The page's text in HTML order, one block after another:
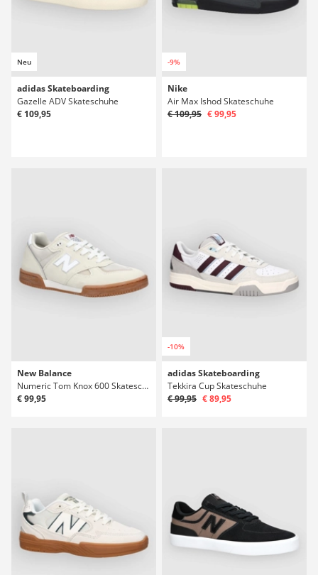
Neu
adidas Skateboarding
Gazelle ADV Skateschuhe
€ 109,95
-9%
Nike
Air Max Ishod Skateschuhe
€ 109,95 € 99,95
New Balance
Numeric Tom Knox 600 Skateschuhe
€ 99,95
-10%
adidas Skateboarding
Tekkira Cup Skateschuhe
€ 99,95 € 89,95